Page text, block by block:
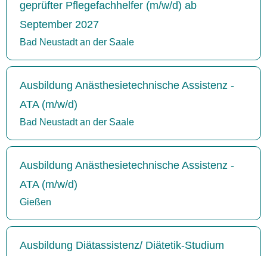
geprüfter Pflegefachhelfer (m/w/d) ab
September 2027
Bad Neustadt an der Saale
Ausbildung Anästhesietechnische Assistenz -
ATA (m/w/d)
Bad Neustadt an der Saale
Ausbildung Anästhesietechnische Assistenz -
ATA (m/w/d)
Gießen
Ausbildung Diätassistenz/ Diätetik-Studium